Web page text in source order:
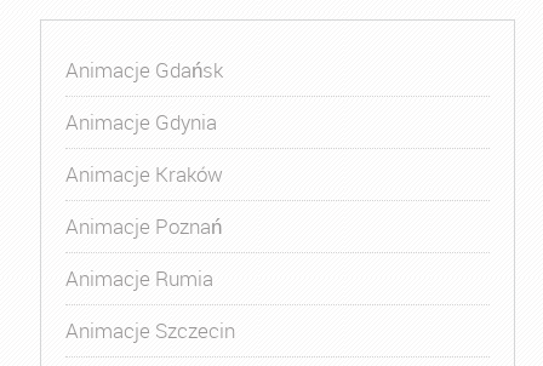
Animacje Gdańsk
Animacje Gdynia
Animacje Kraków
Animacje Poznań
Animacje Rumia
Animacje Szczecin